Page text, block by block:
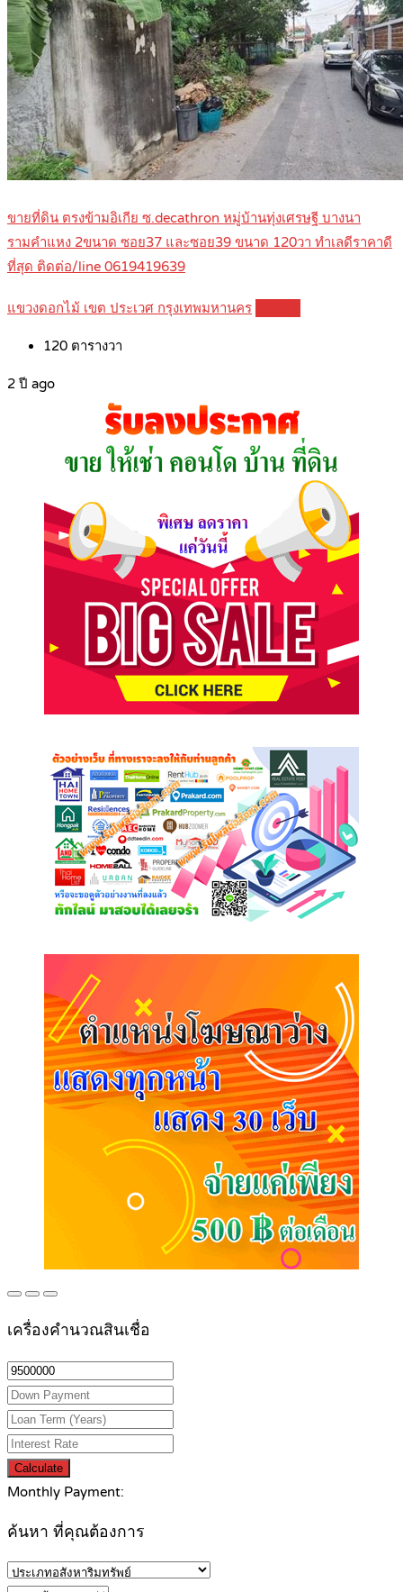
ขายที่ดิน ตรงข้ามอิเกีย ซ.decathron หมู่บ้านทุ่งเศรษฐี บางนา
รามคำแหง 2ขนาด ซอย37 และซอย39 ขนาด 120วา ทำเลดีราคาดี
ที่สุด ติดต่อ/line 0619419639
แขวงดอกไม้ เขต ประเวศ กรุงเทพมหานคร
120 ตารางวา
2 ปี ago
เครื่องคำนวณสินเชื่อ
Calculate
Monthly Payment:
ค้นหา ที่คุณต้องการ